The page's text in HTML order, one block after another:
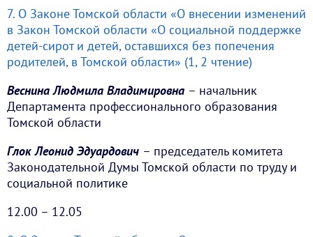
7. О Законе Томской области «О внесении изменений
в Закон Томской области «О социальной поддержке
детей-сирот и детей, оставшихся без попечения
родителей, в Томской области» (1, 2 чтение)
Веснина Людмила Владимировна – начальник
Департамента профессионального образования
Томской области
Глок Леонид Эдуардович – председатель комитета
Законодательной Думы Томской области по труду и
социальной политике
12.00 – 12.05